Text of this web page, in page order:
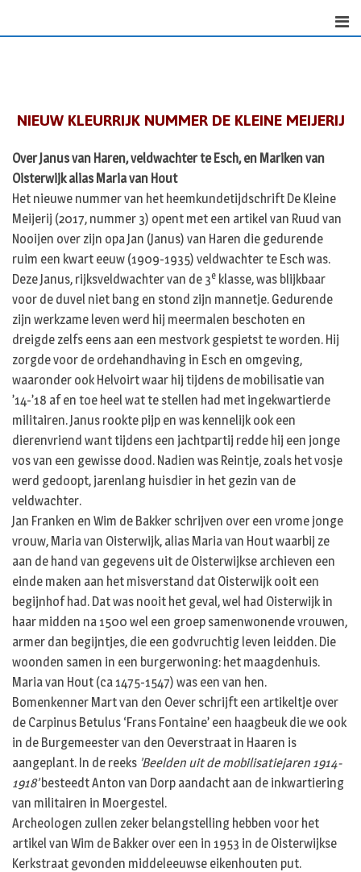
NIEUW KLEURRIJK NUMMER DE KLEINE MEIJERIJ
Over Janus van Haren, veldwachter te Esch, en Mariken van
Oisterwijk alias Maria van Hout
Het nieuwe nummer van het heemkundetijdschrift De Kleine
Meijerij (2017, nummer 3) opent met een artikel van Ruud van
Nooijen over zijn opa Jan (Janus) van Haren die gedurende
ruim een kwart eeuw (1909-1935) veldwachter te Esch was.
Deze Janus, rijksveldwachter van de 3e klasse, was blijkbaar
voor de duvel niet bang en stond zijn mannetje. Gedurende
zijn werkzame leven werd hij meermalen beschoten en
dreigde zelfs eens aan een mestvork gespietst te worden. Hij
zorgde voor de ordehandhaving in Esch en omgeving,
waaronder ook Helvoirt waar hij tijdens de mobilisatie van
’14-’18 af en toe heel wat te stellen had met ingekwartierde
militairen. Janus rookte pijp en was kennelijk ook een
dierenvriend want tijdens een jachtpartij redde hij een jonge
vos van een gewisse dood. Nadien was Reintje, zoals het vosje
werd gedoopt, jarenlang huisdier in het gezin van de
veldwachter.
Jan Franken en Wim de Bakker schrijven over een vrome jonge
vrouw, Maria van Oisterwijk, alias Maria van Hout waarbij ze
aan de hand van gegevens uit de Oisterwijkse archieven een
einde maken aan het misverstand dat Oisterwijk ooit een
begijnhof had. Dat was nooit het geval, wel had Oisterwijk in
haar midden na 1500 wel een groep samenwonende vrouwen,
armer dan begijntjes, die een godvruchtig leven leidden. Die
woonden samen in een burgerwoning: het maagdenhuis.
Maria van Hout (ca 1475-1547) was een van hen.
Bomenkenner Mart van den Oever schrijft een artikeltje over
de Carpinus Betulus ‘Frans Fontaine’ een haagbeuk die we ook
in de Burgemeester van den Oeverstraat in Haaren is
aangeplant. In de reeks ’Beelden uit de mobilisatiejaren 1914-
1918’besteedt Anton van Dorp aandacht aan de inkwartiering
van militairen in Moergestel.
Archeologen zullen zeker belangstelling hebben voor het
artikel van Wim de Bakker over een in 1953 in de Oisterwijkse
Kerkstraat gevonden middeleeuwse eikenhouten put.